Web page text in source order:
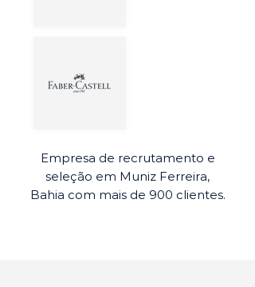
Empresa de recrutamento e
seleção em Muniz Ferreira,
Bahia com mais de 900 clientes.